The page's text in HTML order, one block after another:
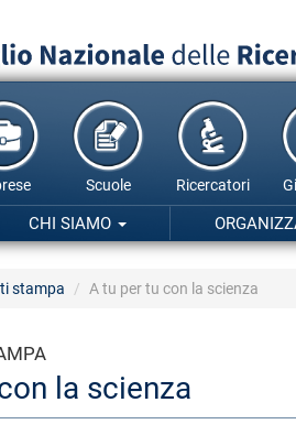
Scuole Ricercatori
CHI SIAMO
stampa A tu per tu con la scienza
la scienza